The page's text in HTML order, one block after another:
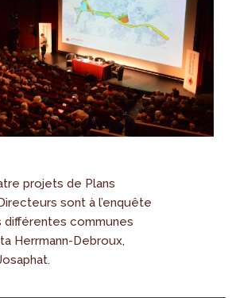
projets de Plans
sont à l’enquête
différentes communes
Herrmann-Debroux,